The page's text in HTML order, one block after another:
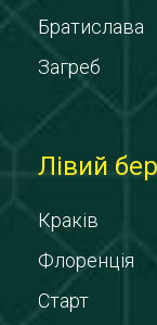
Братислава
Загреб
Лівий
Краків
Флоренція
Старт